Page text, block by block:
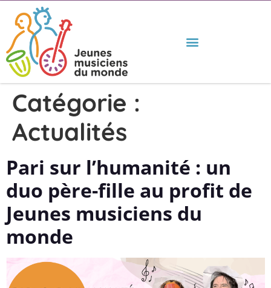
Catégorie :
Actualités
Pari sur l’humanité : un
duo père-fille au profit de
Jeunes musiciens du
monde